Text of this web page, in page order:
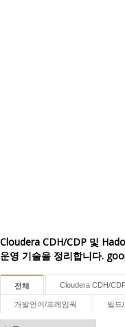
Cloudera CDH/CDP 및
운영 기술을 정리합니다.
전체 Cloudera CDH/
개발언어/프레임웍 빌드